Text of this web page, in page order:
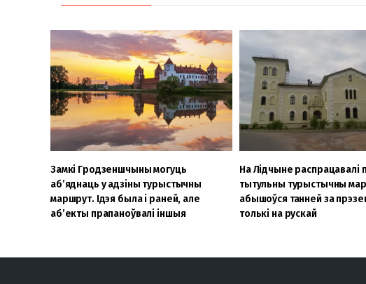
Замкі Гродзеншчыны могуць
аб’яднаць у адзіны турыстычны
маршрут. Ідэя была і раней, але
аб’екты прапаноўвалі іншыя
На Лідчыне распрацавалі
тытульны турыстычны
абышоўся танней за
толькі на рускай